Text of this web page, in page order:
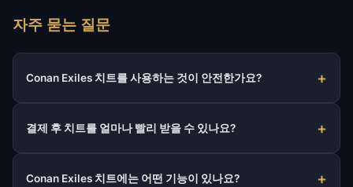
자주 묻는 질문
Conan Exiles 치트를 사용하는 것이 안전한가요?
결제 후 치트를 얼마나 빨리 받을 수 있나요?
Conan Exiles 치트에는 어떤 기능이 있나요?